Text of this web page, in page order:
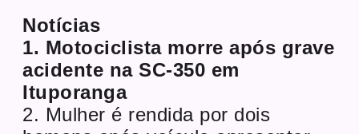
Notícias
1. Motociclista morre após grave
acidente na SC-350 em
Ituporanga
2. Mulher é rendida por dois